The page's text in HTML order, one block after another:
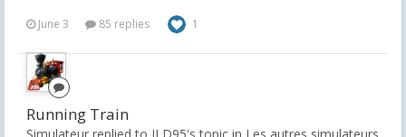
June 3 85 replies 1
Running Train